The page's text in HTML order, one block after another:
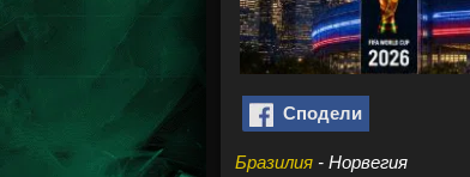
Сподели
Бразилия - Норвегия